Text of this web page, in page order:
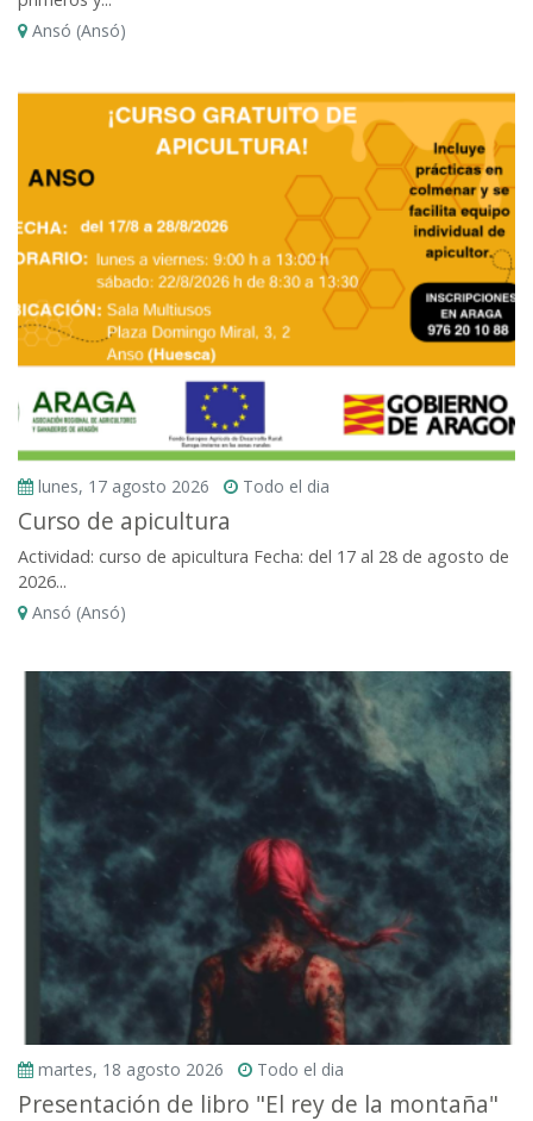
Ansó (Ansó)
lunes, 17 agosto 2026 Todo el dia
Curso de apicultura
Actividad: curso de apicultura Fecha: del 17 al 28 de agosto de
2026...
Ansó (Ansó)
martes, 18 agosto 2026 Todo el dia
Presentación de libro "El rey de la montaña"